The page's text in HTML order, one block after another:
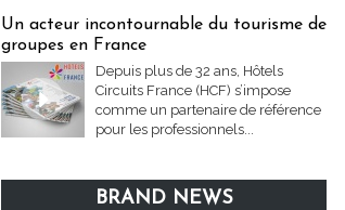
Un acteur incontournable du tourisme de
groupes en France
Depuis plus de 32 ans, Hôtels
Circuits France (HCF) s’impose
comme un partenaire de référence
pour les professionnels...
BRAND NEWS